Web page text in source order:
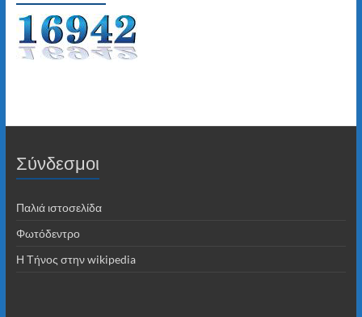
Σύνδεσμοι
Παλιά ιστοσελίδα
Φωτόδεντρο
Η Τήνος στην wikipedia